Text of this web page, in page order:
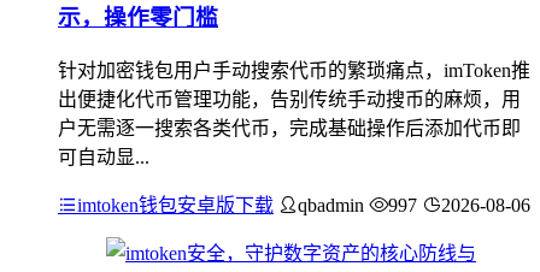
示，操作零门槛
针对加密钱包用户手动搜索代币的繁琐痛点，imToken推
出便捷化代币管理功能，告别传统手动搜币的麻烦，用
户无需逐一搜索各类代币，完成基础操作后添加代币即
可自动显...
imtoken钱包安卓版下载 qbadmin 997 2026-08-06